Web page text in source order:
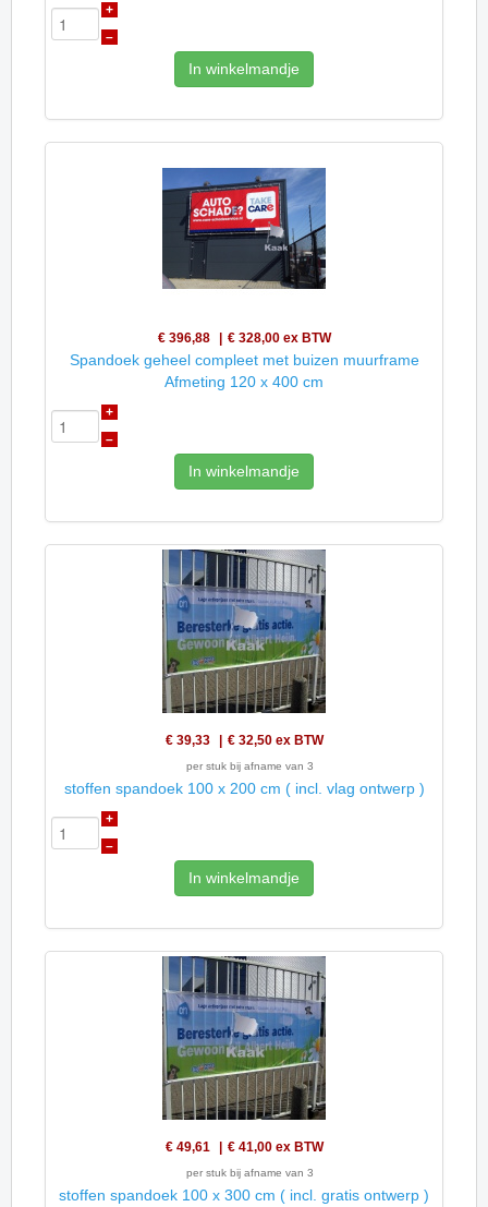
+
–
In winkelmandje
€ 396,88 € 328,00 ex BTW
Spandoek geheel compleet met buizen muurframe
Afmeting 120 x 400 cm
+
–
In winkelmandje
€ 39,33 € 32,50 ex BTW
per stuk bij afname van 3
stoffen spandoek 100 x 200 cm ( incl. vlag ontwerp )
+
–
In winkelmandje
€ 49,61 € 41,00 ex BTW
per stuk bij afname van 3
stoffen spandoek 100 x 300 cm ( incl. gratis ontwerp )